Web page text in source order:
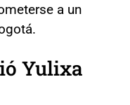
a un
Yulixa